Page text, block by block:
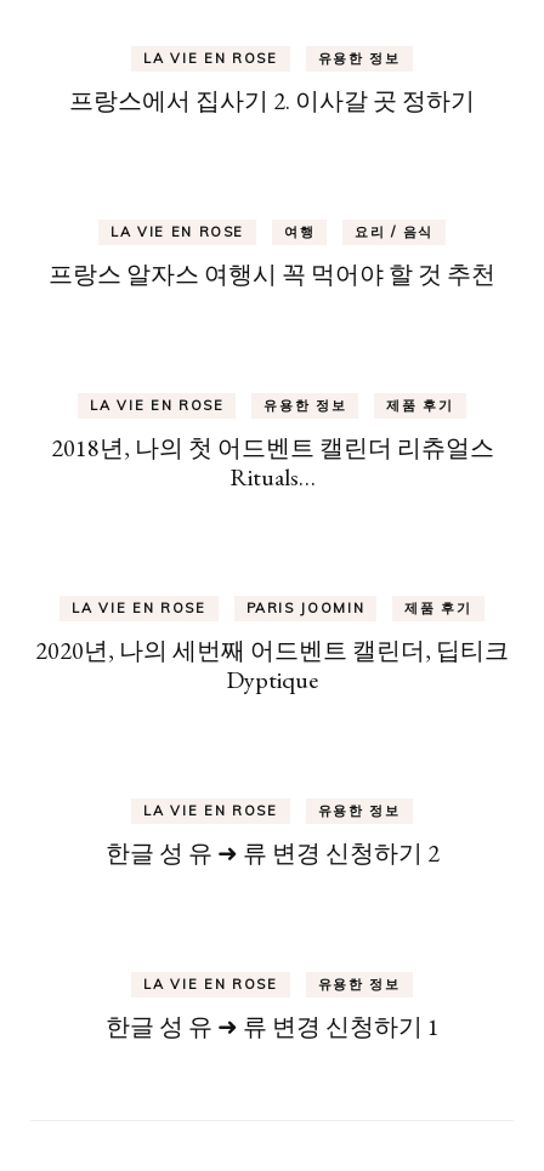
LA VIE EN ROSE 유용한 정보
프랑스에서 집사기 2. 이사갈 곳 정하기
LA VIE EN ROSE 여행 요리 / 음식
프랑스 알자스 여행시 꼭 먹어야 할 것 추천
LA VIE EN ROSE 유용한 정보 제품 후기
2018년, 나의 첫 어드벤트 캘린더 리츄얼스
Rituals…
LA VIE EN ROSE PARIS JOOMIN 제품 후기
2020년, 나의 세번째 어드벤트 캘린더, 딥티크
Dyptique
LA VIE EN ROSE 유용한 정보
한글 성 유 ➜ 류 변경 신청하기 2
LA VIE EN ROSE 유용한 정보
한글 성 유 ➜ 류 변경 신청하기 1